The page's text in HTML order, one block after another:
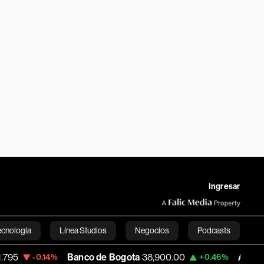
Ingresar
Línea Studios Negocios Podcasts
English
Banco de Bogota 38,900.00 +0.46% Apple 313.305